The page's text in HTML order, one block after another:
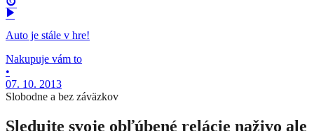
Auto je stále v hre!
Nakupuje vám to
•
07. 10. 2013
Slobodne a bez záväzkov
Sledujte svoje obľúbené relácie naživo ale